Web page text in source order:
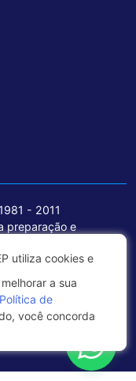
- 2011
preparação e
de tecnologia de
serviços voltados
seguras e
utiliza cookies e
a sua
Política de
você concorda